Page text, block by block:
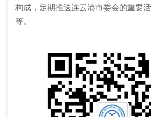
构成，定期推送连云港市委会的重要
等。